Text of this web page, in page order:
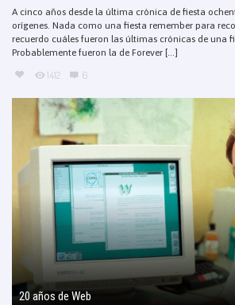
A cinco años desde la última crónica de fiesta
orígenes. Nada como una fiesta remember para
recuerdo cuáles fueron las últimas crónicas de una
Probablemente fueron la de Forever [...]
1412 6
20 años de Web